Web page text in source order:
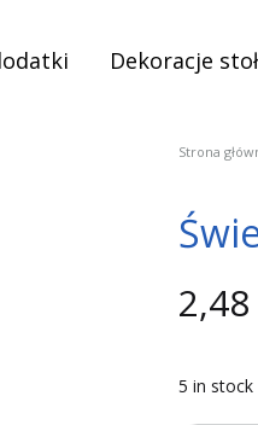
Dekoracje
Strona
2,48
5 in stock